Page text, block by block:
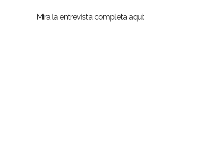
Mira la entrevista completa aquí: